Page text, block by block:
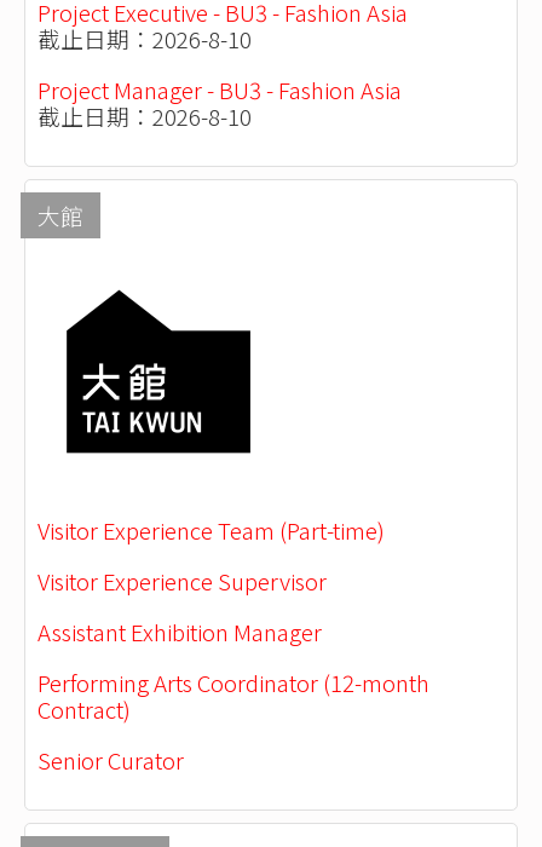
Project Executive - BU3 - Fashion Asia
截止日期：2026-8-10
Project Manager - BU3 - Fashion Asia
截止日期：2026-8-10
大館
Visitor Experience Team (Part-time)
Visitor Experience Supervisor
Assistant Exhibition Manager
Performing Arts Coordinator (12-month
Contract)
Senior Curator